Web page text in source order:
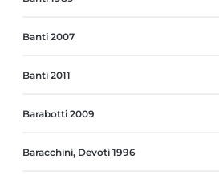
Banti 2007
Banti 2011
Barabotti 2009
Baracchini, Devoti 1996